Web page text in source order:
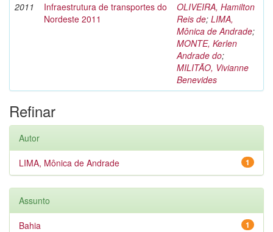
2011
Infraestrutura de transportes do
Nordeste 2011
OLIVEIRA, Hamilton
Reis de; LIMA,
Mônica de Andrade;
MONTE, Kerlen
Andrade do;
MILITÃO, Vivianne
Benevides
Refinar
Autor
1
LIMA, Mônica de Andrade
Assunto
1
Bahia